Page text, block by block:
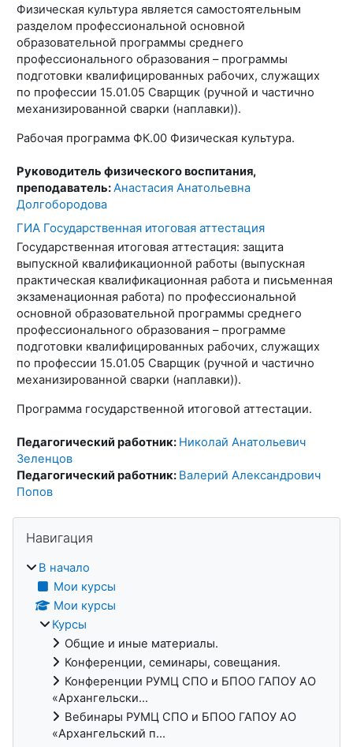
Физическая культура является самостоятельным
разделом профессиональной основной
образовательной программы среднего
профессионального образования – программы
подготовки квалифицированных рабочих, служащих
по профессии 15.01.05 Сварщик (ручной и частично
механизированной сварки (наплавки)).
Рабочая программа ФК.00 Физическая культура.
Руководитель физического воспитания,
преподаватель:Анастасия Анатольевна
Долгобородова
ГИА Государственная итоговая аттестация
Государственная итоговая аттестация: защита
выпускной квалификационной работы (выпускная
практическая квалификационная работа и письменная
экзаменационная работа) по профессиональной
основной образовательной программы среднего
профессионального образования – программе
подготовки квалифицированных рабочих, служащих
по профессии 15.01.05 Сварщик (ручной и частично
механизированной сварки (наплавки)).
Программа государственной итоговой аттестации.
Педагогический работник: Николай Анатольевич
Зеленцов
Педагогический работник: Валерий Александрович
Попов
Блоки
Навигация
В начало
Мои курсы
Мои курсы
Курсы
Общие и иные материалы.
Конференции, семинары, совещания.
Конференции РУМЦ СПО и БПОО ГАПОУ АО
«Архангельски...
Вебинары РУМЦ СПО и БПОО ГАПОУ АО
«Архангельский п...